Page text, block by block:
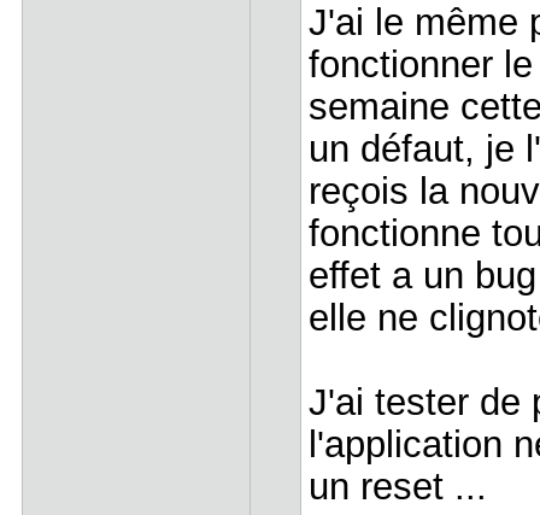
J'ai le même
fonctionner
semaine
un défaut, je
reçois la
fonctionne
effet a un
elle ne
J'ai tester de
l'application
un reset ...